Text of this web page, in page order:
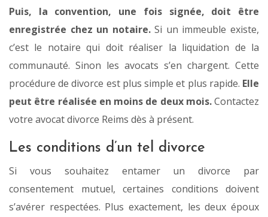
Puis, la convention, une fois signée, doit être
enregistrée chez un notaire.Si un immeuble existe,
c’est le notaire qui doit réaliser la liquidation de la
communauté. Sinon les avocats s’en chargent. Cette
procédure de divorce est plus simple et plus rapide. Elle
peut être réalisée en moins de deux mois.Contactez
votre avocat divorce Reims dès à présent.
Les conditions d’un tel divorce
Si vous souhaitez entamer un divorce par
consentement mutuel, certaines conditions doivent
s’avérer respectées. Plus exactement, les deux époux